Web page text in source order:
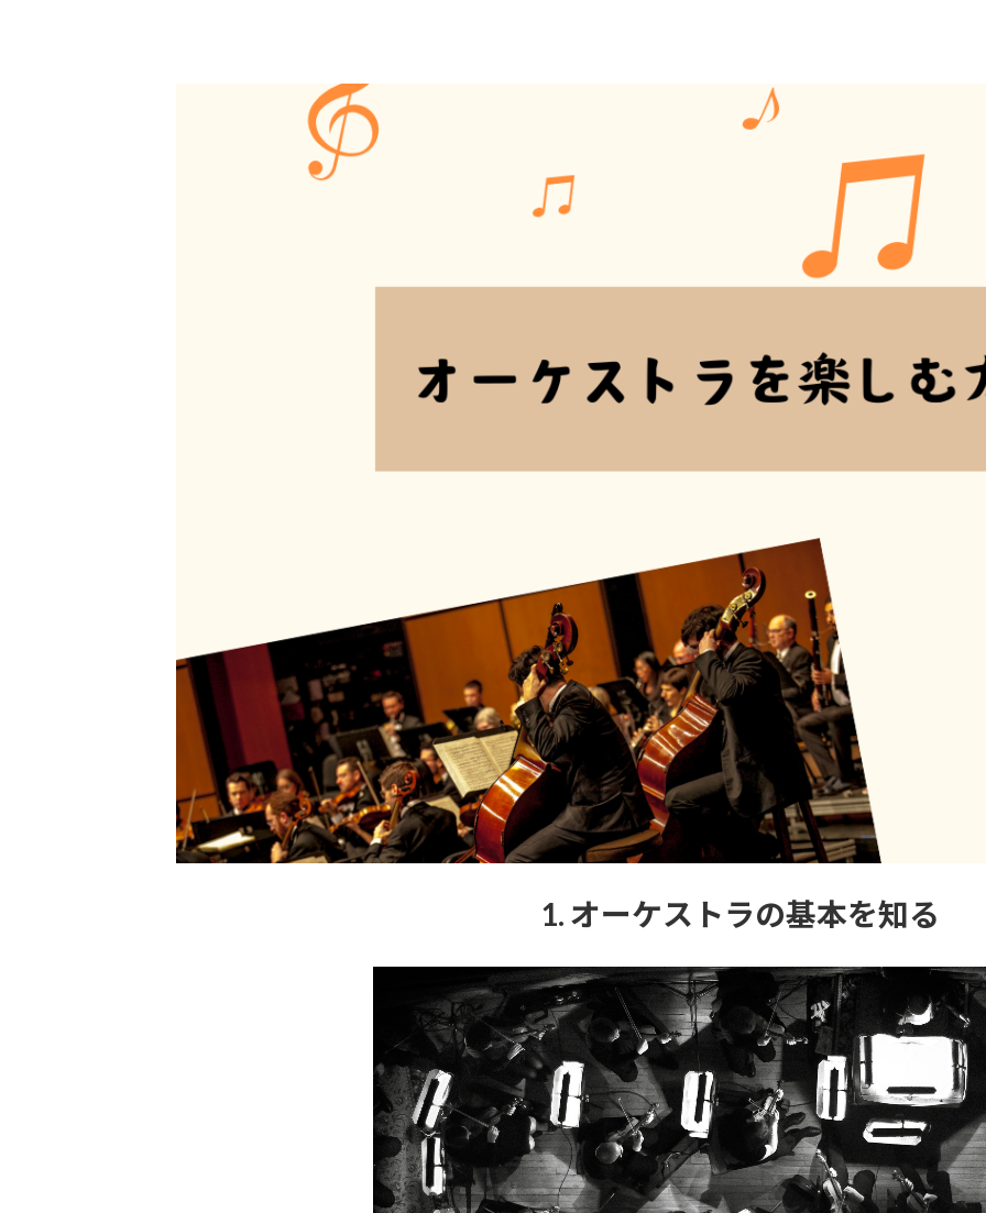
1. オーケストラの基本を知る